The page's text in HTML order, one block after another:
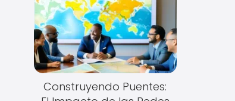
Construyendo Puentes: